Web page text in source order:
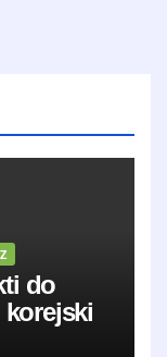
do
korejski